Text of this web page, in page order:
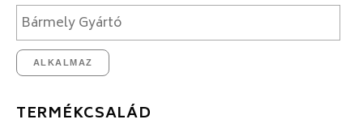
ALKALMAZ
TERMÉKCSALÁD